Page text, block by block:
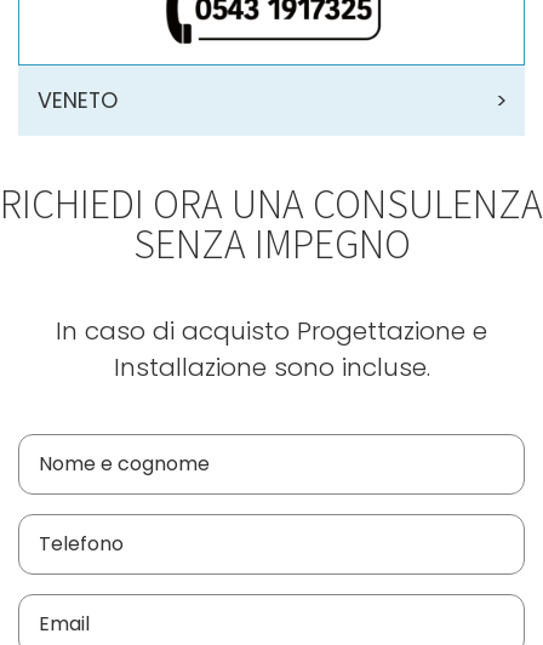
VENETO
RICHIEDI ORA UNA CONSULENZA
SENZA IMPEGNO
In caso di acquisto Progettazione e
Installazione sono incluse.